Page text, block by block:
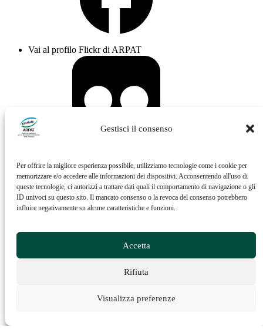
Gestisci il consenso
Per offrire la migliore esperienza possibile, utilizziamo tecnologie come i cookie per
memorizzare e/o accedere alle informazioni dei dispositivi. Acconsentendo all'uso di
queste tecnologie, ci autorizzi a trattare dati quali il comportamento di navigazione o gli
ID univoci su questo sito. Il mancato consenso o la revoca del consenso potrebbero
influire negativamente su alcune caratteristiche e funzioni.
Accetta
Rifiuta
Visualizza preferenze
Vai al profilo Flickr di ARPAT